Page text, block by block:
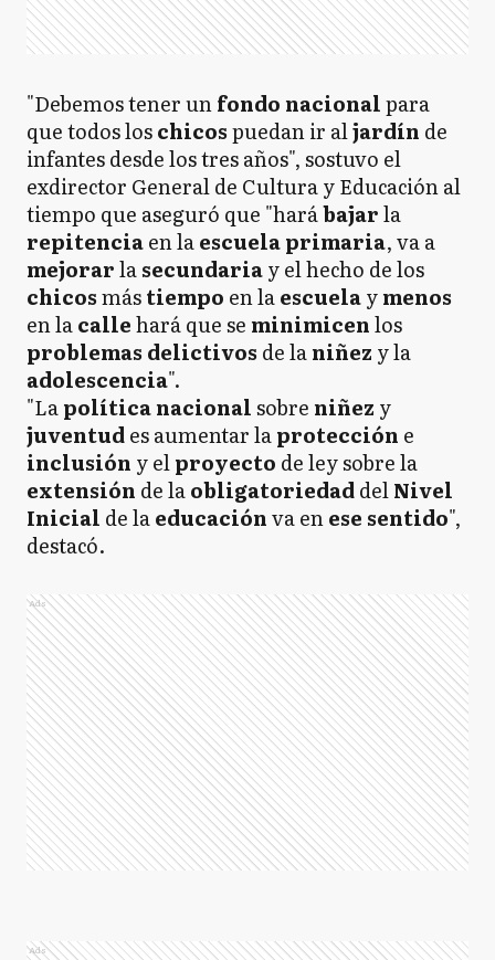
"Debemos tener unfondo nacionalpara
que todos loschicospuedan ir aljardín de
infantes desde los tres años", sostuvo el
exdirector General de Cultura y Educación al
tiempo que aseguró que "harábajarla
repitenciaen laescuelaprimaria, va a
mejorarlasecundariay el hecho de los
chicosmástiempo en laescuelaymenos
en lacallehará que se minimicenlos
problemas delictivos de laniñez y la
adolescencia".
"Lapolítica nacionalsobre niñez y
juventudes aumentar laprotección e
inclusión y elproyecto de ley sobre la
extensión de laobligatoriedaddelNivel
Inicial de laeducaciónva enese sentido",
destacó.
Ads
Ads